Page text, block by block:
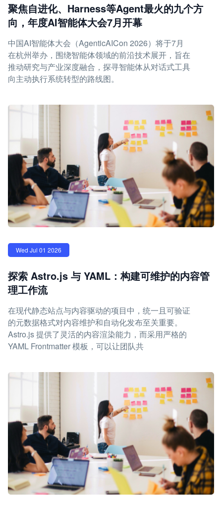
聚焦自进化、Harness等Agent最火的九个方
向，年度AI智能体大会7月开幕
中国AI智能体大会（AgenticAICon 2026）将于7月
在杭州举办，围绕智能体领域的前沿技术展开，旨在
推动研究与产业深度融合，探寻智能体从对话式工具
向主动执行系统转型的路线图。
Wed Jul 01 2026
探索 Astro.js 与 YAML：构建可维护的内容管
理工作流
在现代静态站点与内容驱动的项目中，统一且可验证
的元数据格式对内容维护和自动化发布至关重要。
Astro.js 提供了灵活的内容渲染能力，而采用严格的
YAML Frontmatter 模板，可以让团队共